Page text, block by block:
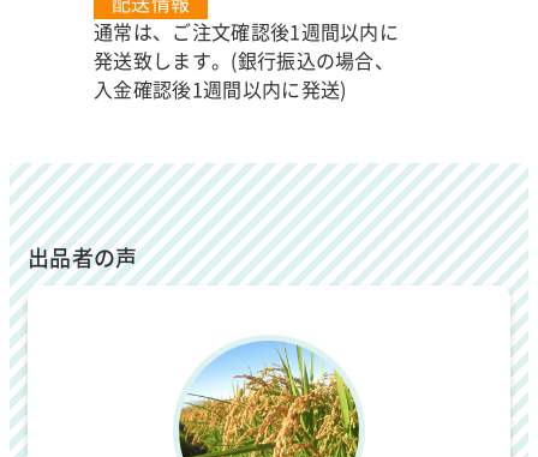
通常は、ご注文確認後1週間以内に
発送致します。(銀行振込の場合、
入金確認後1週間以内に発送)
出品者の声